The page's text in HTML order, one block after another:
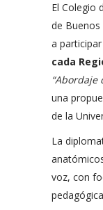
El Colegio
de Buenos
a
cada
“Abordaje
una
de la
La
voz, con